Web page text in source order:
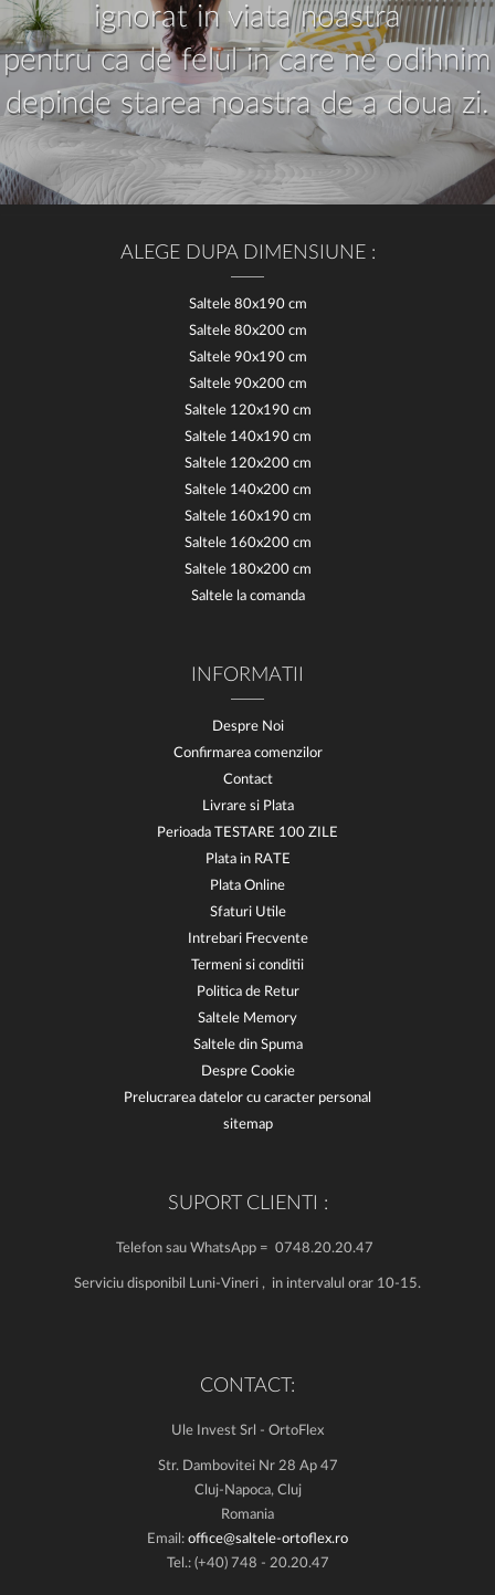
ignorat in viata noastra
pentru ca de felul in care ne odihnim
depinde starea noastra de a doua zi.
ALEGE DUPA DIMENSIUNE :
Saltele 80x190 cm
Saltele 80x200 cm
Saltele 90x190 cm
Saltele 90x200 cm
Saltele 120x190 cm
Saltele 140x190 cm
Saltele 120x200 cm
Saltele 140x200 cm
Saltele 160x190 cm
Saltele 160x200 cm
Saltele 180x200 cm
Saltele la comanda
INFORMATII
Despre Noi
Confirmarea comenzilor
Contact
Livrare si Plata
Perioada TESTARE 100 ZILE
Plata in RATE
Plata Online
Sfaturi Utile
Intrebari Frecvente
Termeni si conditii
Politica de Retur
Saltele Memory
Saltele din Spuma
Despre Cookie
Prelucrarea datelor cu caracter personal
sitemap
SUPORT CLIENTI :
Telefon sau WhatsApp = 0748.20.20.47
Serviciu disponibil Luni-Vineri , in intervalul orar 10-15.
CONTACT:
Ule Invest Srl - OrtoFlex
Str. Dambovitei Nr 28 Ap 47
Cluj-Napoca, Cluj
Romania
Email: office@saltele-ortoflex.ro
Tel.: (+40) 748 - 20.20.47